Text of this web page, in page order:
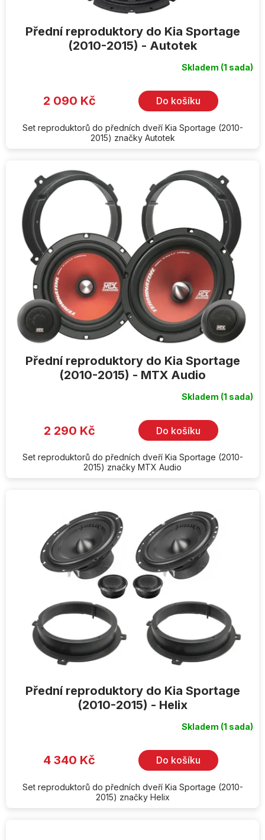
Přední reproduktory do Kia Sportage
(2010-2015) - Autotek
Skladem (1 sada)
2 090 Kč Do košíku
Set reproduktorů do předních dveří Kia Sportage (2010-
2015) značky Autotek
Přední reproduktory do Kia Sportage
(2010-2015) - MTX Audio
Skladem (1 sada)
2 290 Kč Do košíku
Set reproduktorů do předních dveří Kia Sportage (2010-
2015) značky MTX Audio
Přední reproduktory do Kia Sportage
(2010-2015) - Helix
Skladem (1 sada)
4 340 Kč Do košíku
Set reproduktorů do předních dveří Kia Sportage (2010-
2015) značky Helix